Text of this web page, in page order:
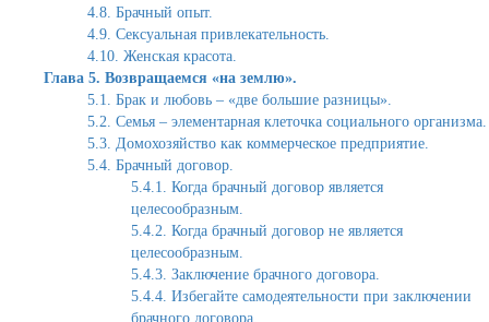
4.8. Брачный опыт.
4.9. Сексуальная привлекательность.
4.10. Женская красота.
Глава 5. Возвращаемся «на землю».
5.1. Брак и любовь – «две большие разницы».
5.2. Семья – элементарная клеточка социального организма.
5.3. Домохозяйство как коммерческое предприятие.
5.4. Брачный договор.
5.4.1. Когда брачный договор является
целесообразным.
5.4.2. Когда брачный договор не является
целесообразным.
5.4.3. Заключение брачного договора.
5.4.4. Избегайте самодеятельности при заключении
брачного договора.